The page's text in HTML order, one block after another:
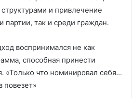
и привлечение
партии, так и среди граждан.
воспринимался не как
способная принести
что номинировал себя…
повезет»